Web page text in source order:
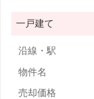
一戸建て